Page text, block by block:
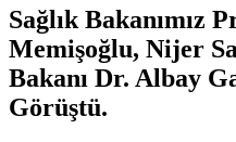
Sağlık Bakanımız
Memişoğlu, Nijer
Bakanı Dr. Albay
Görüştü.